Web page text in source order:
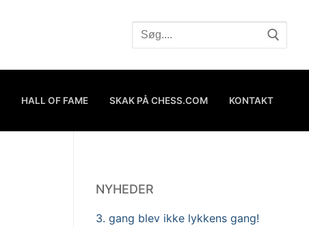
HALL OF FAME SKAK PÅ CHESS.COM KONTAKT
NYHEDER
3. gang blev ikke lykkens gang!